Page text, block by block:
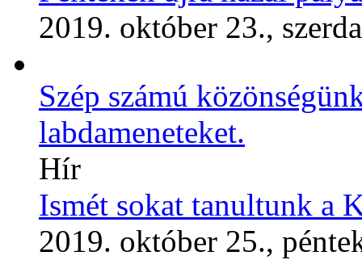
2019. október 23., szerda
Szép számú
labdameneteket.
Hír
Ismét sokat tanultunk a
2019. október 25.,